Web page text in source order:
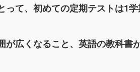
って、初めての定期テストは1
が広くなること、英語の教科書